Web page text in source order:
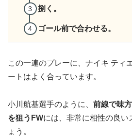
捌く。
ゴール前で合わせる。
この一連のプレーに、ナイキ ティ
ートはよく合っています。
小川航基選手のように、 前線で味
を狙うFWには、非常に相性の良い
ょう。